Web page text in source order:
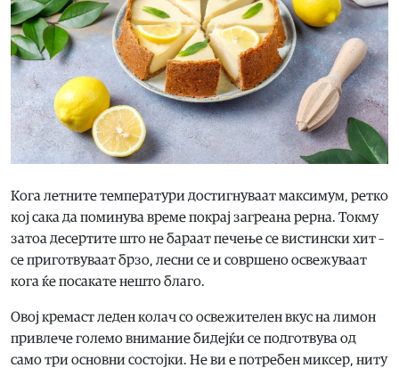
Кога летните температури достигнуваат максимум, ретко
кој сака да поминува време покрај загреана рерна. Токму
затоа десертите што не бараат печење се вистински хит –
се приготвуваат брзо, лесни се и совршено освежуваат
кога ќе посакате нешто благо.
Овој кремаст леден колач со освежителен вкус на лимон
привлече големо внимание бидејќи се подготвува од
само три основни состојки. Не ви е потребен миксер, ниту